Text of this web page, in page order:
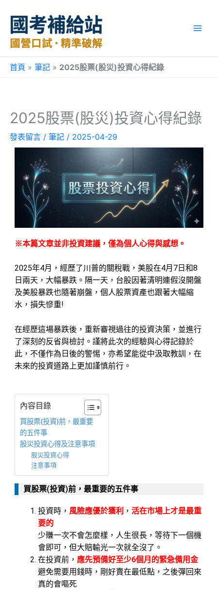
內
首頁 » 筆記 » 2025股票(股災)投資心得紀錄
2025股票(股災)投資心得紀錄
發表留言 / 筆記 / 2025-04-29
※本篇文章並非投資建議，僅為個人心得與感想。
2025年4月，經歷了川普的關稅戰，美股在4月7日和8
日兩天，大幅暴跌。隔一天，台股因著清明連假沒開盤
及美股暴跌也隨著崩盤，個人股票資產也跟著大幅縮
水，損失慘重!
在經歷這場暴跌後，重新審視過往的投資決策，並進行
了深刻的反省與檢討。謹將此次的經驗與心得記錄於
此，不僅作為日後的警惕，亦希望能從中汲取教訓，在
未來的投資道路上更加謹慎前行。
內容目錄
買股票(投資)前，最重要
的五件事
股災投資心得及注意事項
股災投資心得
注意事項
買股票(投資)前，最重要的五件事
投資時， 風險應優於獲利 ， 活在市場上才是最重
要的
少賺一次不會怎麼樣，人生很長，等待下一個機
會即可，但大賠輸光一次就全沒了。
在投資前， 應先預備好至少6個月的緊急備用金
避免需要用錢時，剛好賣在最低點，之後彈回來
真的會嘔死